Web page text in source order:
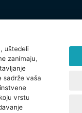
uštedeli
zanimaju,
sadrže vaša
vrstu